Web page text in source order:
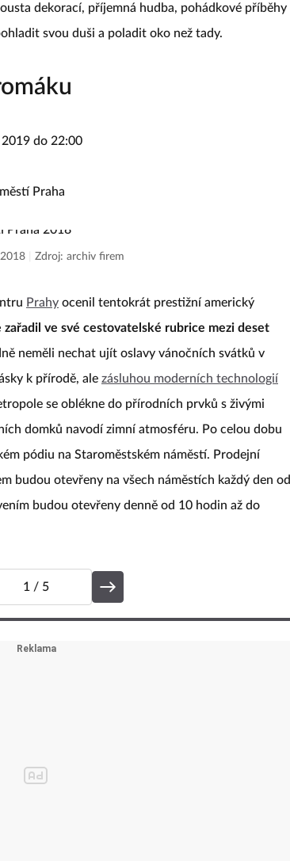
dekorací, příjemná hudba, pohádkové příběhy
svou duši a poladit oko než tady.
do 22:00
Praha
Zdroj: archiv firem
Prahy ocenil tentokrát prestižní americký
ve své cestovatelské rubrice mezi deset
neměli nechat ujít oslavy vánočních svátků v
k přírodě, ale zásluhou moderních technologií
se oblékne do přírodních prvků s živými
domků navodí zimní atmosféru. Po celou dobu
pódiu na Staroměstském náměstí. Prodejní
budou otevřeny na všech náměstích každý den od
budou otevřeny denně od 10 hodin až do
1 / 5